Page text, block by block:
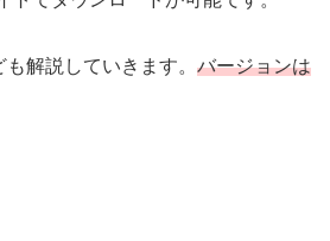
解説していきます。 バージョンは